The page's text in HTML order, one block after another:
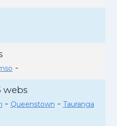
-
webs
- Queenstown - Tauranga